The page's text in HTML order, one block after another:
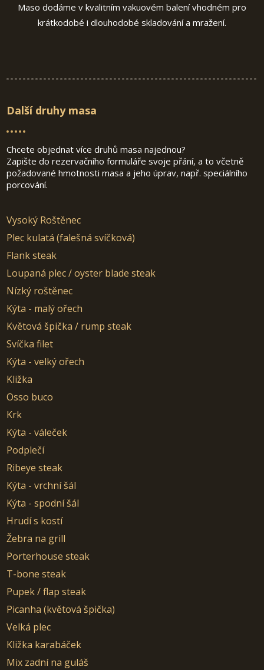
Maso dodáme v kvalitním vakuovém balení vhodném pro
krátkodobé i dlouhodobé skladování a mražení.
Další druhy masa
Chcete objednat více druhů masa najednou?
Zapište do rezervačního formuláře svoje přání, a to včetně
požadované hmotnosti masa a jeho úprav, např. speciálního
porcování.
Vysoký Roštěnec
Plec kulatá (falešná svíčková)
Flank steak
Loupaná plec / oyster blade steak
Nízký roštěnec
Kýta - malý ořech
Květová špička / rump steak
Svíčka filet
Kýta - velký ořech
Kližka
Osso buco
Krk
Kýta - váleček
Podplečí
Ribeye steak
Kýta - vrchní šál
Kýta - spodní šál
Hrudí s kostí
Žebra na grill
Porterhouse steak
T-bone steak
Pupek / flap steak
Picanha (květová špička)
Velká plec
Kližka karabáček
Mix zadní na guláš